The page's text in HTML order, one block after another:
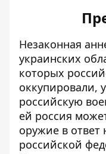
Незаконная
украинских
которых
оккупировали,
российскую
ей россия
оружие в ответ
российской